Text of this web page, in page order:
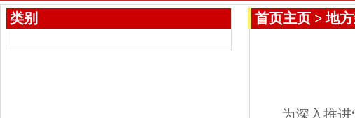
类别 首页主页>地
为深入推